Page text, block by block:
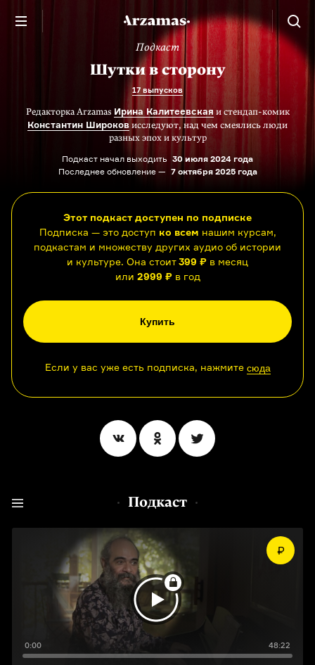
Подкаст
Шутки в сторону
17 выпусков
Редакторка Arzamas Ирина Калитеевская и стендап-комик
Константин Широковисследуют, над чем смеялись люди
разных эпох и культур
Подкаст начал выходить 30 июля 2024 года
Последнее обновление — 7 октября 2025 года
Этот подкаст доступен по подписке
Подписка — это доступ ко всем нашим курсам,
подкастам и множеству других аудио об истории
и культуре. Она стоит399 ₽ в месяц
или 2999 ₽в год
Купить
Если у вас уже есть подписка, нажмите сюда
Подкаст
0:00 48:22